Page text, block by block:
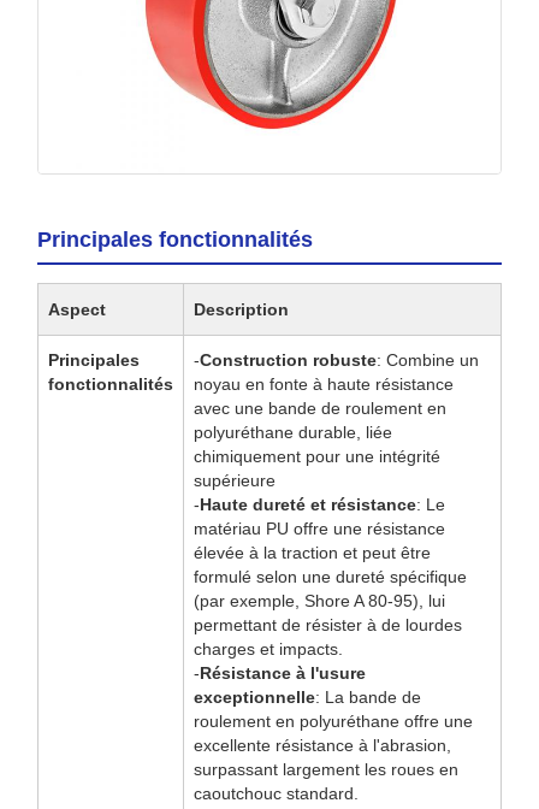
Principales fonctionnalités
Aspect Description
Principales
fonctionnalités
-Construction robuste: Combine un
noyau en fonte à haute résistance
avec une bande de roulement en
polyuréthane durable, liée
chimiquement pour une intégrité
supérieure
-Haute dureté et résistance: Le
matériau PU offre une résistance
élevée à la traction et peut être
formulé selon une dureté spécifique
(par exemple, Shore A 80-95), lui
permettant de résister à de lourdes
charges et impacts.
-Résistance à l'usure
exceptionnelle: La bande de
roulement en polyuréthane offre une
excellente résistance à l'abrasion,
surpassant largement les roues en
caoutchouc standard.